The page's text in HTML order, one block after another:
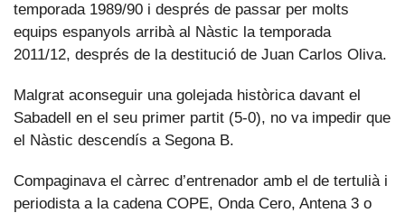
temporada 1989/90 i després de passar per molts
equips espanyols arribà al Nàstic la temporada
2011/12, després de la destitució de Juan Carlos Oliva.
Malgrat aconseguir una golejada històrica davant el
Sabadell en el seu primer partit (5-0), no va impedir que
el Nàstic descendís a Segona B.
Compaginava el càrrec d’entrenador amb el de tertulià i
periodista a la cadena COPE, Onda Cero, Antena 3 o